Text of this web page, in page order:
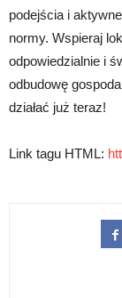
podejścia i
normy. Wspieraj
odpowiedzialnie i
odbudowę
działać już teraz!
Link tagu HTML: